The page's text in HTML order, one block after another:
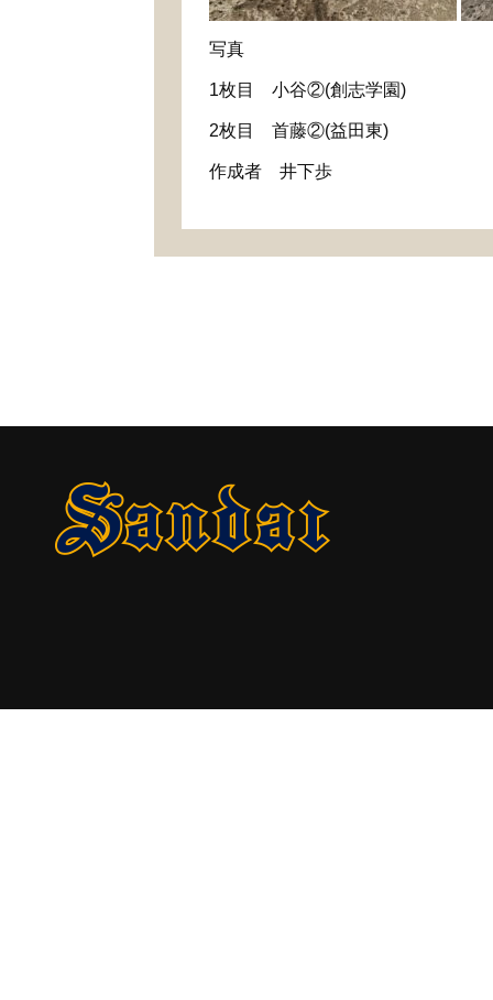
写真
1枚目 小谷②(創志学園)
2枚目 首藤②(益田東)
作成者 井下歩